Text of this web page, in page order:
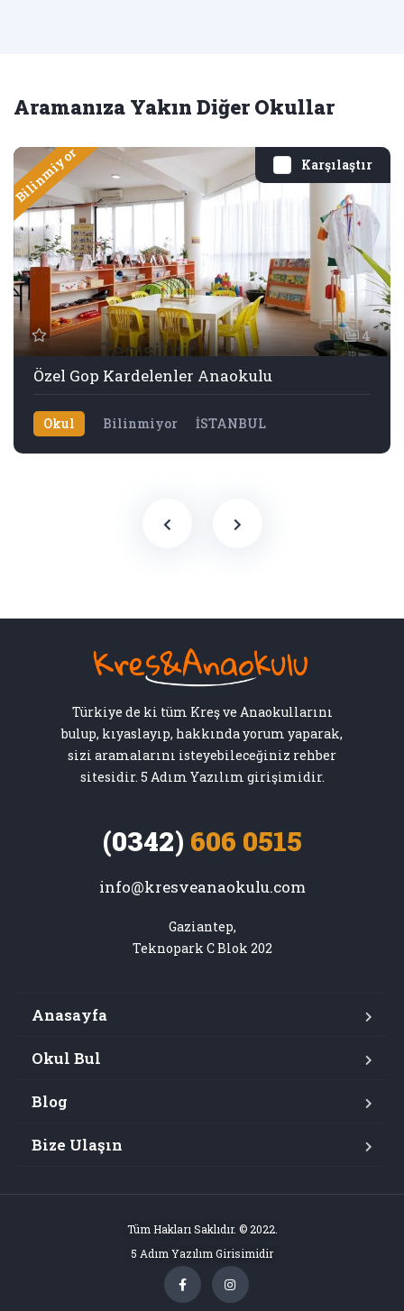
Aramanıza Yakın Diğer Okullar
Karşılaştır
Bilinmiyor
4
Özel Gop Kardelenler Anaokulu
Okul Bilinmiyor İSTANBUL
Türkiye de ki tüm Kreş ve Anaokullarını
bulup, kıyaslayıp, hakkında yorum yaparak,
sizi aramalarını isteyebileceğiniz rehber
sitesidir. 5 Adım Yazılım girişimidir.
(0342) 606 0515
info@kresveanaokulu.com
Gaziantep,
Teknopark C Blok 202
Anasayfa
Okul Bul
Blog
Bize Ulaşın
Tüm Hakları Saklıdır. © 2022.
5 Adım Yazılım Girisimidir